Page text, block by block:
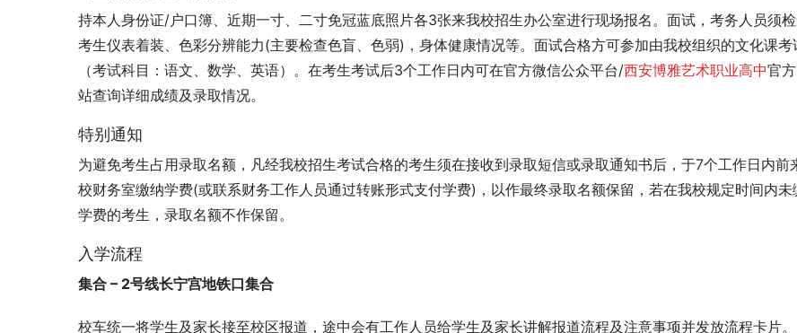
持本人身份证/户口簿、近期一寸、二寸免冠蓝底照片各3张来我校招生办公室进行现场报名。面试，考务人员须
考生仪表着装、色彩分辨能力(主要检查色盲、色弱)，身体健康情况等。面试合格方可参加由我校组织的文化课考
（考试科目：语文、数学、英语）。在考生考试后3个工作日内可在官方微信公众平台/西安博雅艺术职业高中官
站查询详细成绩及录取情况。
特别通知
为避免考生占用录取名额，凡经我校招生考试合格的考生须在接收到录取短信或录取通知书后，于7个工作日内前
校财务室缴纳学费(或联系财务工作人员通过转账形式支付学费)，以作最终录取名额保留，若在我校规定时间内未
学费的考生，录取名额不作保留。
入学流程
集合 – 2号线长宁宫地铁口集合
校车统一将学生及家长接至校区报道，途中会有工作人员给学生及家长讲解报道流程及注意事项并发放流程卡片。